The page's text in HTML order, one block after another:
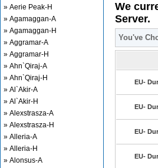
» Aerie Peak-H
» Agamaggan-A
» Agamaggan-H
» Aggramar-A
» Aggramar-H
» Ahn`Qiraj-A
» Ahn`Qiraj-H
» Al`Akir-A
» Al`Akir-H
» Alexstrasza-A
» Alexstrasza-H
» Alleria-A
» Alleria-H
» Alonsus-A
We
Server.
You've
EU-
EU-
EU-
EU-